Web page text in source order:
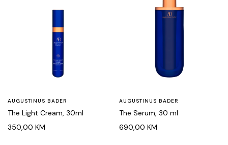
AUGUSTINUS BADER
The Light Cream, 30ml
350,00 KM
AUGUSTINUS BADER
The Serum, 30 ml
690,00 KM